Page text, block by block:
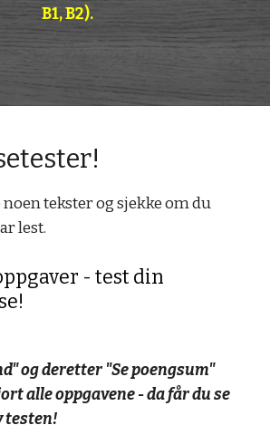
B1, B2).
tekster og sjekke om du
lest.
- test din
og deretter "Se poengsum"
alle oppgavene - da får du se
testen!